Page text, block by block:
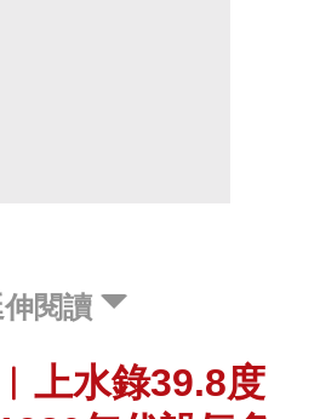
閱讀
上水錄39.8度